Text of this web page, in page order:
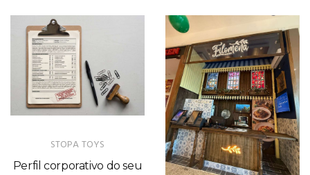
STOPA TOYS
Perfil corporativo do seu